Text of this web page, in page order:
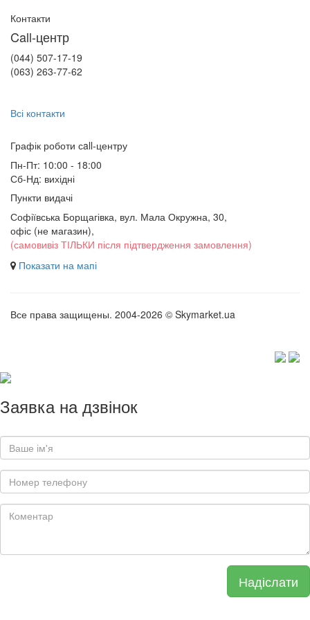
Контакти
Call-центр
(044) 507-17-19
(063) 263-77-62
Всі контакти
Графік роботи сall-центру
Пн-Пт: 10:00 - 18:00
Сб-Нд: вихідні
Пункти видачі
Софіївська Борщагівка, вул. Мала Окружна, 30,
офіс (не магазин),
(самовивіз ТІЛЬКИ після підтвердження замовлення)
Показати на мапі
Все права защищены. 2004-2026 © Skymarket.ua
Заявка на дзвінок
Надіслати